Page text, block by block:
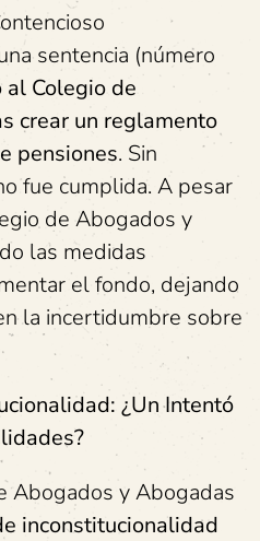
sentencia (número
al Colegio de
crear un reglamento
pensiones. Sin
fue cumplida. A pesar
de Abogados y
las medidas
el fondo, dejando
la incertidumbre sobre
¿Un Intentó
Abogados y Abogadas
inconstitucionalidad